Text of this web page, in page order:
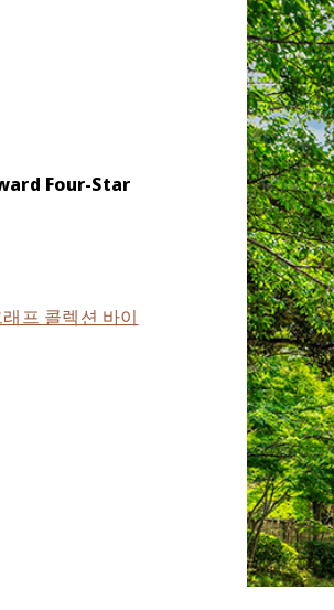
Four-Star
프 콜렉션 바이